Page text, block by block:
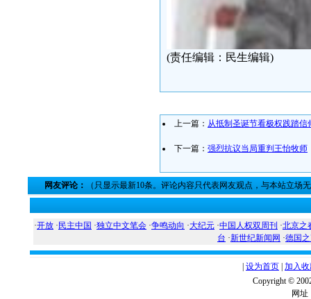
(责任编辑：民生编辑)
上一篇： 从抵制圣诞节看极权践踏信
下一篇： 强烈抗议当局重判王怡牧师
网友评论： （只显示最新10条。评论内容只代表网友观点，与本站立场
·开放 · 民主中国 ·独立中文笔会 ·争鸣动向 ·大纪元 ·中国人权双周刊 ·北京之
台 ·新世纪新闻网 ·德国
设为首页 加入
Copyright ©
网址